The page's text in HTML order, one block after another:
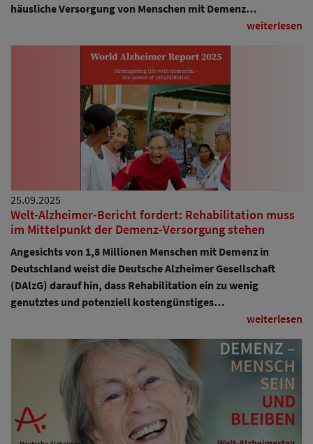
häusliche Versorgung von Menschen mit Demenz…
weiterlesen
25.09.2025
Welt-Alzheimer-Bericht fordert: Rehabilitation muss
im Mittelpunkt der Demenz-Versorgung stehen
Angesichts von 1,8 Millionen Menschen mit Demenz in
Deutschland weist die Deutsche Alzheimer Gesellschaft
(DAlzG) darauf hin, dass Rehabilitation ein zu wenig
genutztes und potenziell kostengünstiges…
weiterlesen